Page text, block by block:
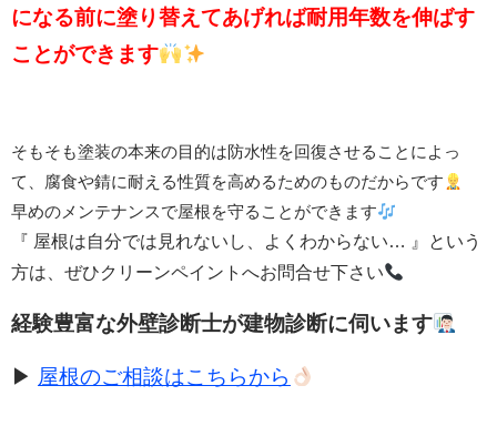
になる前に塗り替えてあげれば耐用年数を伸ばす
ことができます
そもそも塗装の本来の目的は防水性を回復させることによっ
て、腐食や錆に耐える性質を高めるためのものだからです
早めのメンテナンスで屋根を守ることができます
『 屋根は自分では見れないし、よくわからない… 』という
方は、ぜひクリーンペイントへお問合せ下さい
経験豊富な外壁診断士が建物診断に伺います
▶ 屋根のご相談はこちらから